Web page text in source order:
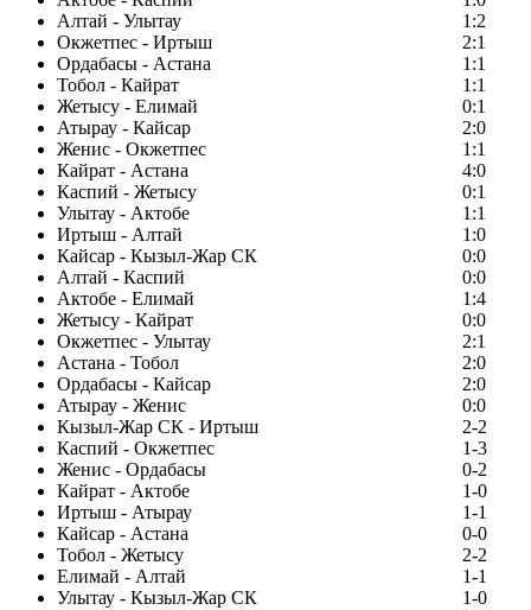
Алтай - Улытау
1:2
Окжетпес - Иртыш
2:1
Ордабасы - Астана
1:1
Тобол - Кайрат
1:1
Жетысу - Елимай
0:1
Атырау - Кайсар
2:0
Женис - Окжетпес
1:1
Кайрат - Астана
4:0
Каспий - Жетысу
0:1
Улытау - Актобе
1:1
Иртыш - Алтай
1:0
Кайсар - Кызыл-Жар СК
0:0
Алтай - Каспий
0:0
Актобе - Елимай
1:4
Жетысу - Кайрат
0:0
Окжетпес - Улытау
2:1
Астана - Тобол
2:0
Ордабасы - Кайсар
2:0
Атырау - Женис
0:0
Кызыл-Жар СК - Иртыш
2-2
Каспий - Окжетпес
1-3
Женис - Ордабасы
0-2
Кайрат - Актобе
1-0
Иртыш - Атырау
1-1
Кайсар - Астана
0-0
Тобол - Жетысу
2-2
Елимай - Алтай
1-1
Улытау - Кызыл-Жар СК
1-0